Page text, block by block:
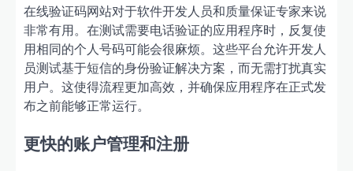
在线验证码网站对于软件开发人员和质量保证专家来说
非常有用。在测试需要电话验证的应用程序时，反复使
用相同的个人号码可能会很麻烦。这些平台允许开发人
员测试基于短信的身份验证解决方案，而无需打扰真实
用户。这使得流程更加高效，并确保应用程序在正式发
布之前能够正常运行。
更快的账户管理和注册